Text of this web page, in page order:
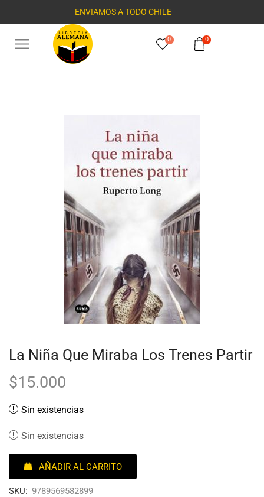
ENVIAMOS A TODO CHILE
0 0
La Niña Que Miraba Los Trenes Partir
$15.000
Sin existencias
Sin existencias
AÑADIR AL CARRITO
SKU: 9789569582899